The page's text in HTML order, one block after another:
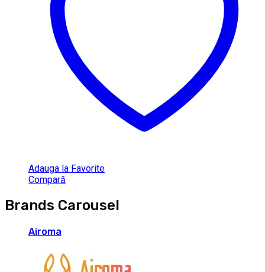
Adauga la Favorite
Compară
Brands Carousel
Airoma